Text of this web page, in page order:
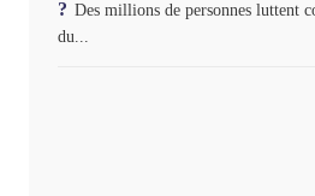
? Des millions de personnes luttent
du...